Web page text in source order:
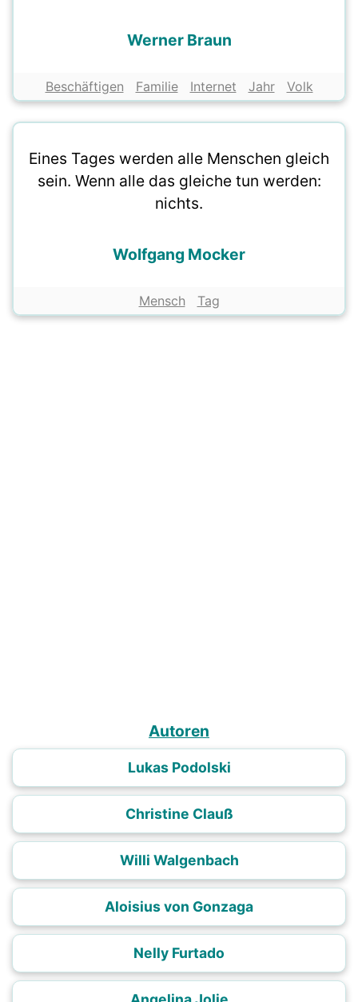
Werner Braun
Beschäftigen Familie Internet Jahr Volk
Eines Tages werden alle Menschen gleich
sein. Wenn alle das gleiche tun werden:
nichts.
Wolfgang Mocker
Mensch Tag
Autoren
Lukas Podolski
Christine Clauß
Willi Walgenbach
Aloisius von Gonzaga
Nelly Furtado